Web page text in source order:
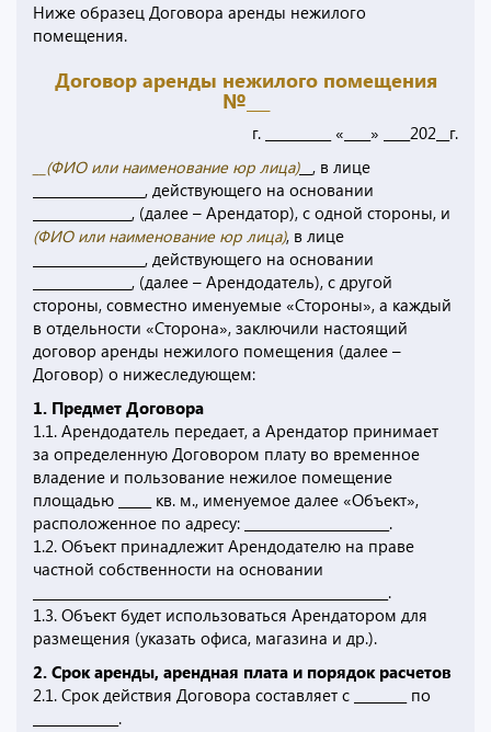
Ниже образец Договора аренды нежилого
помещения.
Договор аренды нежилого помещения
№___
г. __________ «____» ____202__г.
__(ФИО или наименование юр лица)__, в лице
_________________, действующего на основании
_______________, (далее – Арендатор), с одной стороны, и
(ФИО или наименование юр лица), в лице
_________________, действующего на основании
_______________, (далее – Арендодатель), с другой
стороны, совместно именуемые «Стороны», а каждый
в отдельности «Сторона», заключили настоящий
договор аренды нежилого помещения (далее –
Договор) о нижеследующем:
1. Предмет Договора
1.1. Арендодатель передает, а Арендатор принимает
за определенную Договором плату во временное
владение и пользование нежилое помещение
площадью _____ кв. м., именуемое далее «Объект»,
расположенное по адресу: ______________________.
1.2. Объект принадлежит Арендодателю на праве
частной собственности на основании
______________________________________________________.
1.3. Объект будет использоваться Арендатором для
размещения (указать офиса, магазина и др.).
2. Срок аренды, арендная плата и порядок расчетов
2.1. Срок действия Договора составляет с ________ по
_____________.